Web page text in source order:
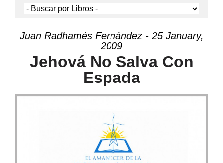
Juan Radhamés Fernández - 25 January,
2009
Jehová No Salva Con
Espada